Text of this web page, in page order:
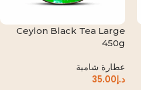
Ceylon Black Tea Large
450g
عطارة شامية
د.إ35.00